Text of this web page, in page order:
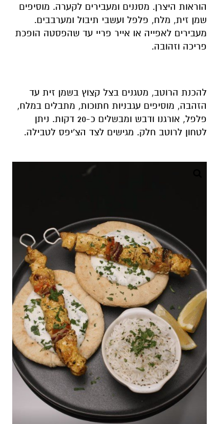
הוראות היצרן. מסננים ומעבירים לקערה. מוסיפים
שמן זית, מלח, פלפל ועשבי תיבול ומערבבים.
מעבירים לאפייה או אייר פריי עד שהפסטה הופכת
פריכה וזהובה.
להכנת הרוטב, מטגנים בצל קצוץ בשמן זית עד
הזהבה, מוסיפים עגבניות חתוכות, מתבלים במלח,
פלפל, אורגנו ודבש ומבשלים כ-20 דקות. ניתן
לטחון לרוטב חלק. מגישים לצד הצ'יפס לטבילה.